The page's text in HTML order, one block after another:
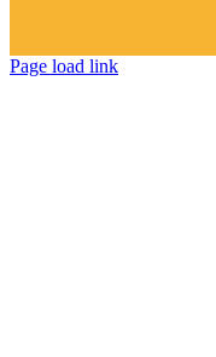
Page load link